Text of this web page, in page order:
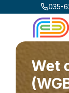
035-
Wet